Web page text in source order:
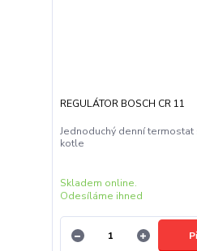
REGULÁTOR BOSCH CR 11
Jednoduchý denní termostat
kotle
Skladem online.
Odesíláme ihned